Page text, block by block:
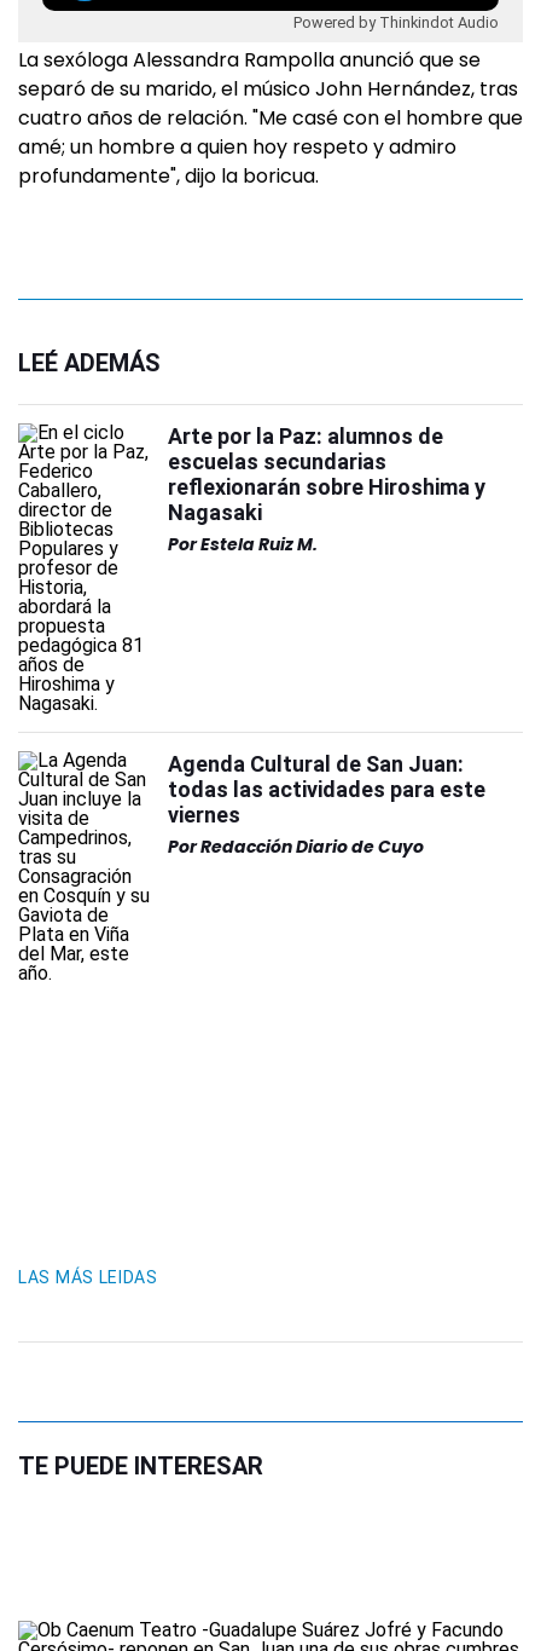
Powered by Thinkindot Audio
La sexóloga Alessandra Rampolla anunció que se
separó de su marido, el músico John Hernández, tras
cuatro años de relación. "Me casé con el hombre que
amé; un hombre a quien hoy respeto y admiro
profundamente", dijo la boricua.
LEÉ ADEMÁS
Arte por la Paz: alumnos de
escuelas secundarias
reflexionarán sobre Hiroshima y
Nagasaki
PorEstela Ruiz M.
Agenda Cultural de San Juan:
todas las actividades para este
viernes
PorRedacción Diario de Cuyo
LAS MÁS LEIDAS
TE PUEDE INTERESAR